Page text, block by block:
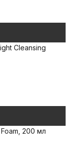
Cleansing
200 мл